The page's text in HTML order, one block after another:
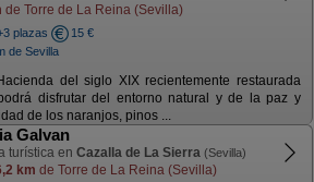
de Torre de La Reina (Sevilla)
plazas
15 €
de Sevilla
del siglo XIX recientemente restaurada
disfrutar del entorno natural y de la paz y
de los naranjos, pinos ...
Galvan
turística en Cazalla de La Sierra (Sevilla)
km de Torre de La Reina (Sevilla)